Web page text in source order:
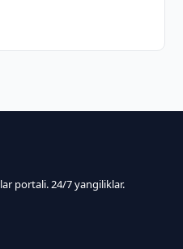
portali. 24/7 yangiliklar.